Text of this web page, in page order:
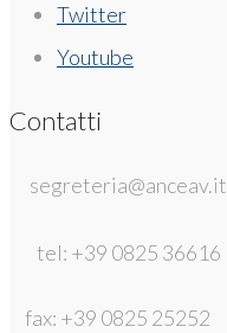
Twitter
Youtube
Contatti
segreteria@anceav.it
tel: +39 0825 36616
fax: +39 0825 25252